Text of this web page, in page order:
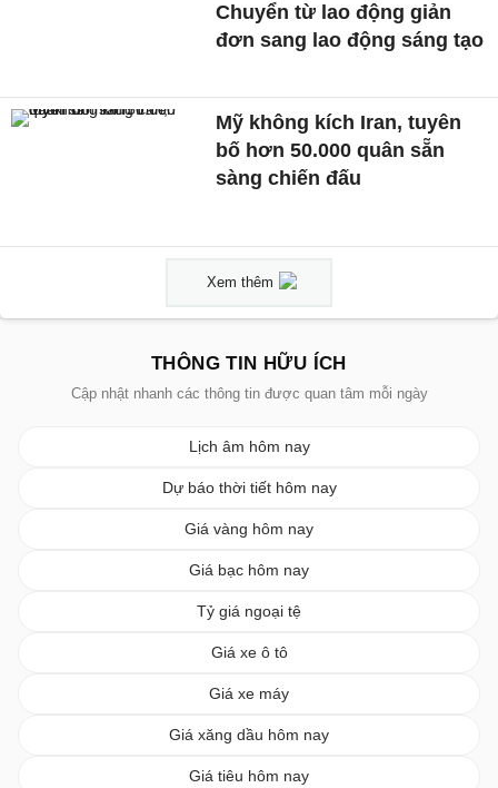
Chuyển từ lao động giản
đơn sang lao động sáng tạo
Mỹ không kích Iran, tuyên
bố hơn 50.000 quân sẵn
sàng chiến đấu
Xem thêm
THÔNG TIN HỮU ÍCH
Cập nhật nhanh các thông tin được quan tâm mỗi ngày
Lịch âm hôm nay
Dự báo thời tiết hôm nay
Giá vàng hôm nay
Giá bạc hôm nay
Tỷ giá ngoại tệ
Giá xe ô tô
Giá xe máy
Giá xăng dầu hôm nay
Giá tiêu hôm nay